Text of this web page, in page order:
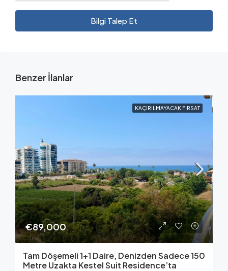
Bilgi Talep Et
Benzer İlanlar
KAÇIRILMAYACAK FIRSAT
€89,000
Tam Döşemeli 1+1 Daire, Denizden Sadece 150
Metre Uzakta Kestel Suit Residence’ta